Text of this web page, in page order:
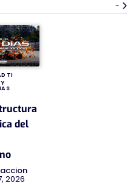
-
TI
del
2026